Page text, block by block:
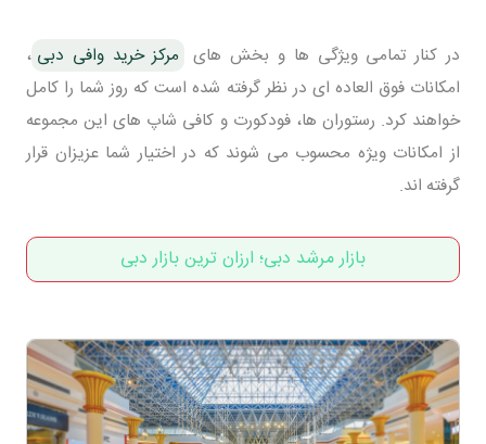
در کنار تمامی ویژگی ها و بخش های مرکز خرید وافی دبی ،
امکانات فوق العاده ای در نظر گرفته شده است که روز شما را کامل
خواهند کرد. رستوران ها، فودکورت و کافی شاپ های این مجموعه
از امکانات ویژه محسوب می شوند که در اختیار شما عزیزان قرار
گرفته اند.
بازار مرشد دبی؛ ارزان ترین بازار دبی